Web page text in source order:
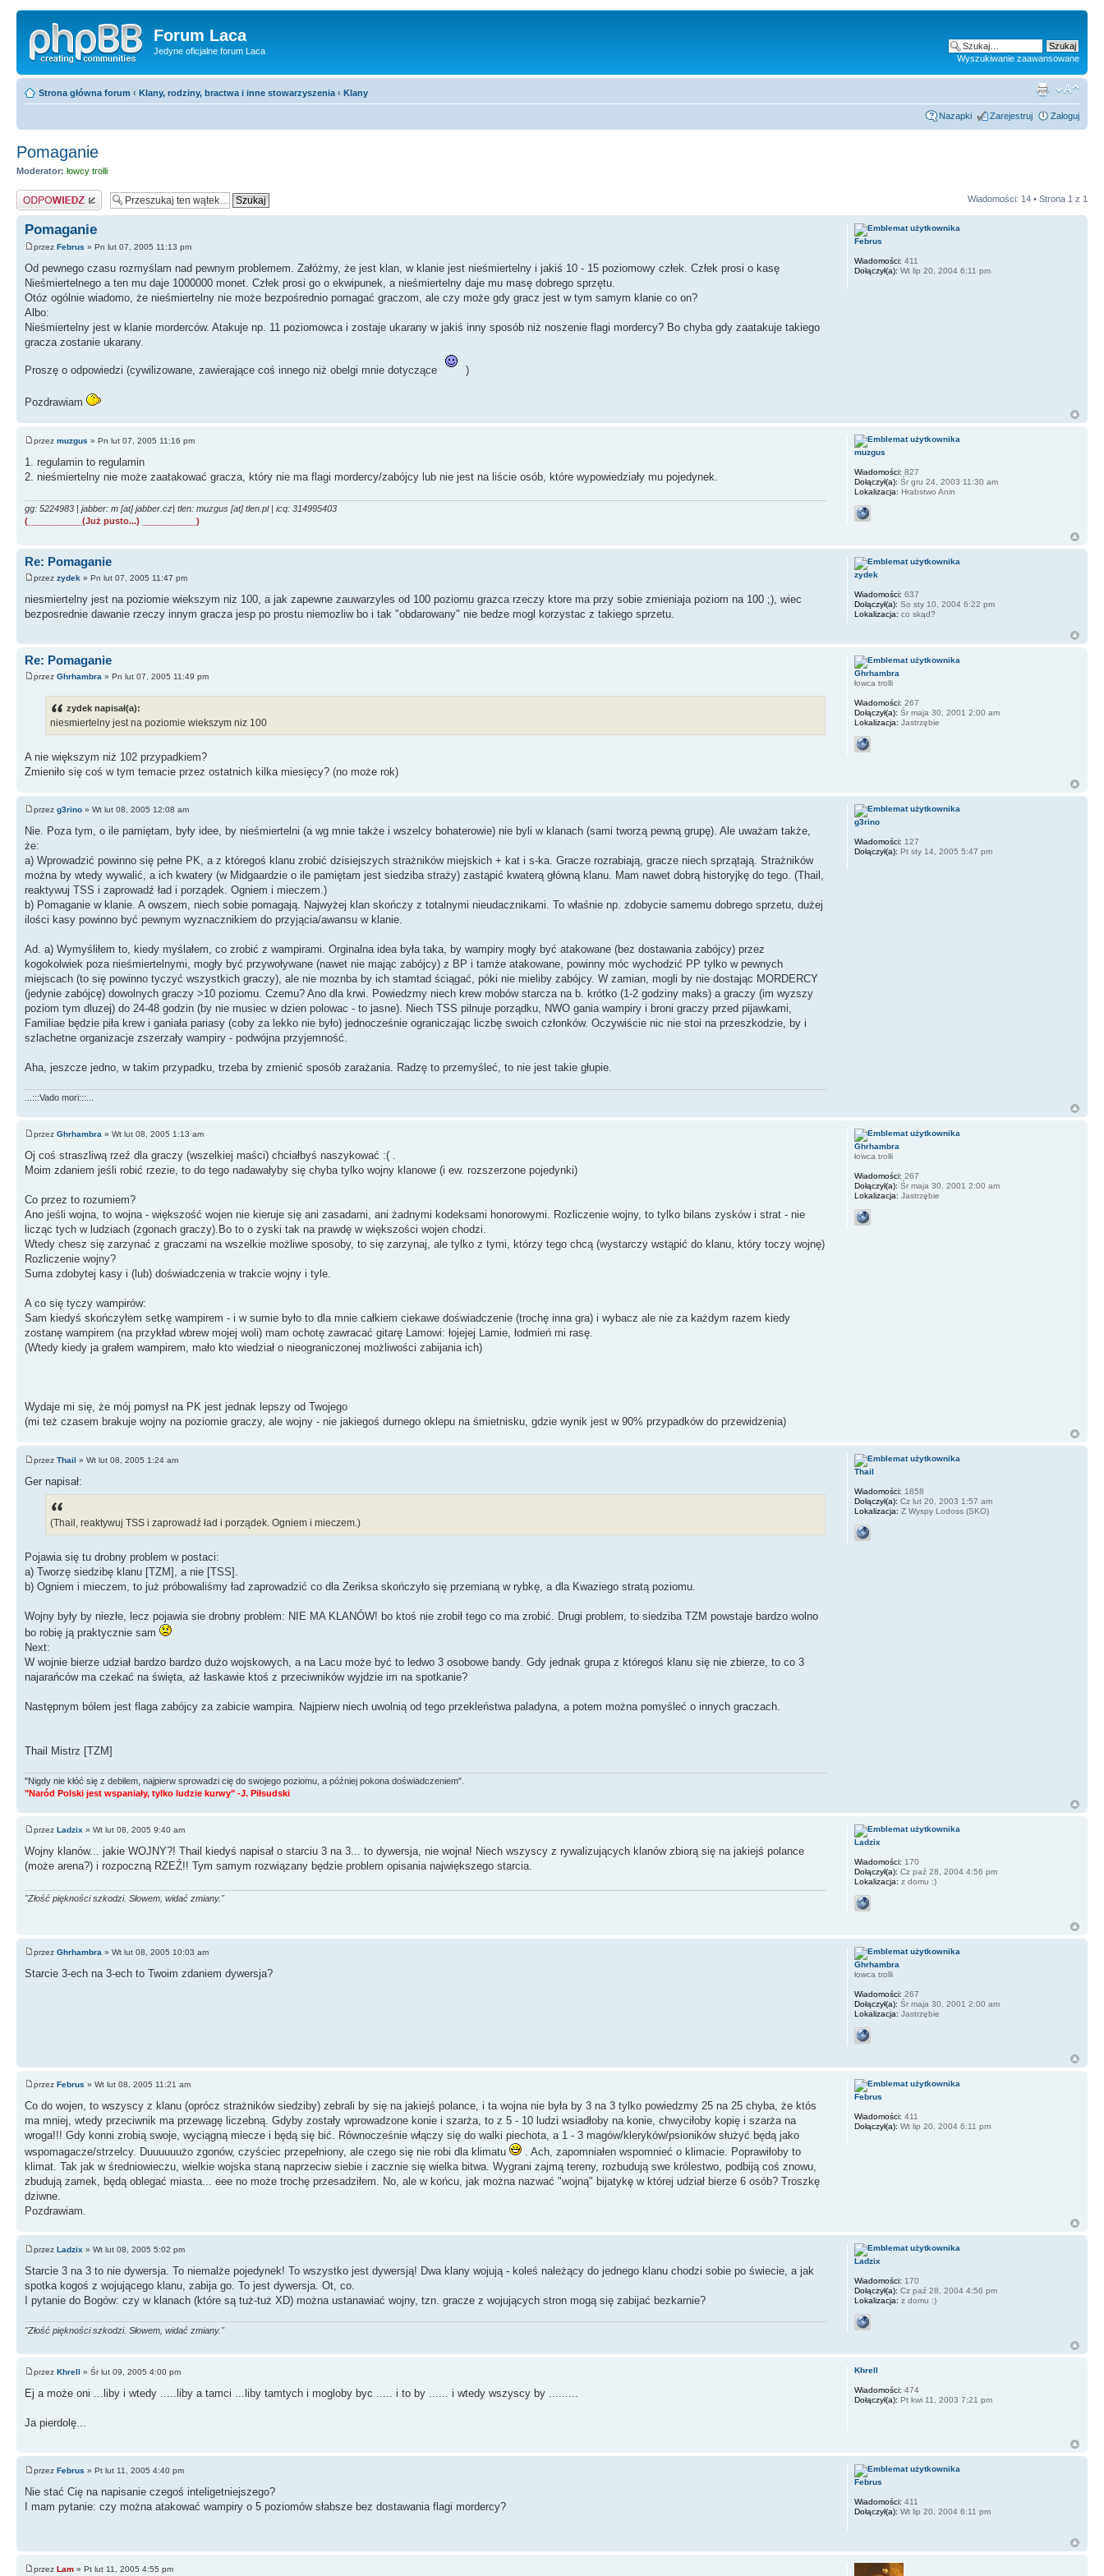
Forum Laca
Jedyne oficjalne forum Laca
Wyszukiwanie zaawansowane
Strona główna forum ‹ Klany, rodziny, bractwa i inne stowarzyszenia ‹ Klany
Nazapki Zarejestruj Zaloguj
Pomaganie
Moderator: łowcy trolli
Odpowiedz Wiadomości: 14 • Strona 1 z 1
Pomaganie
przez Februs » Pn lut 07, 2005 11:13 pm
Od pewnego czasu rozmyślam nad pewnym problemem. Załóżmy, że jest klan, w klanie jest nieśmiertelny i jakiś 10 - 15 poziomowy człek. Człek prosi o kasę
Nieśmiertelnego a ten mu daje 1000000 monet. Człek prosi go o ekwipunek, a nieśmiertelny daje mu masę dobrego sprzętu.
Otóz ogólnie wiadomo, że nieśmiertelny nie może bezpośrednio pomagać graczom, ale czy może gdy gracz jest w tym samym klanie co on?
Albo:
Nieśmiertelny jest w klanie morderców. Atakuje np. 11 poziomowca i zostaje ukarany w jakiś inny sposób niż noszenie flagi mordercy? Bo chyba gdy zaatakuje takiego
gracza zostanie ukarany.
Proszę o odpowiedzi (cywilizowane, zawierające coś innego niż obelgi mnie dotyczące )
Pozdrawiam
Februs
Wiadomości: 411
Dołączył(a): Wt lip 20, 2004 6:11 pm
przez muzgus » Pn lut 07, 2005 11:16 pm
1. regulamin to regulamin
2. nieśmiertelny nie może zaatakować gracza, który nie ma flagi mordercy/zabójcy lub nie jest na liście osób, które wypowiedziały mu pojedynek.
gg: 5224983 | jabber: m [at] jabber.cz| tlen: muzgus [at] tlen.pl | icq: 314995403
(___________(Już pusto...) ___________)
muzgus
Wiadomości: 827
Dołączył(a): Śr gru 24, 2003 11:30 am
Lokalizacja: Hrabstwo Anin
Re: Pomaganie
przez zydek » Pn lut 07, 2005 11:47 pm
niesmiertelny jest na poziomie wiekszym niz 100, a jak zapewne zauwarzyles od 100 poziomu grazca rzeczy ktore ma przy sobie zmieniaja poziom na 100 ;), wiec
bezposrednie dawanie rzeczy innym gracza jesp po prostu niemozliw bo i tak "obdarowany" nie bedze mogl korzystac z takiego sprzetu.
zydek
Wiadomości: 637
Dołączył(a): So sty 10, 2004 6:22 pm
Lokalizacja: co skąd?
Re: Pomaganie
przez Ghrhambra » Pn lut 07, 2005 11:49 pm
zydek napisał(a):
niesmiertelny jest na poziomie wiekszym niz 100
A nie większym niż 102 przypadkiem?
Zmieniło się coś w tym temacie przez ostatnich kilka miesięcy? (no może rok)
Ghrhambra
łowca trolli
Wiadomości: 267
Dołączył(a): Śr maja 30, 2001 2:00 am
Lokalizacja: Jastrzębie
przez g3rino » Wt lut 08, 2005 12:08 am
Nie. Poza tym, o ile pamiętam, były idee, by nieśmiertelni (a wg mnie także i wszelcy bohaterowie) nie byli w klanach (sami tworzą pewną grupę). Ale uważam także,
że:
a) Wprowadzić powinno się pełne PK, a z któregoś klanu zrobić dzisiejszych strażników miejskich + kat i s-ka. Gracze rozrabiają, gracze niech sprzątają. Strażników
można by wtedy wywalić, a ich kwatery (w Midgaardzie o ile pamiętam jest siedziba straży) zastąpić kwaterą główną klanu. Mam nawet dobrą historyjkę do tego. (Thail,
reaktywuj TSS i zaprowadź ład i porządek. Ogniem i mieczem.)
b) Pomaganie w klanie. A owszem, niech sobie pomagają. Najwyżej klan skończy z totalnymi nieudacznikami. To właśnie np. zdobycie samemu dobrego sprzetu, dużej
ilości kasy powinno być pewnym wyznacznikiem do przyjącia/awansu w klanie.
Ad. a) Wymyśliłem to, kiedy myślałem, co zrobić z wampirami. Orginalna idea była taka, by wampiry mogły być atakowane (bez dostawania zabójcy) przez
kogokolwiek poza nieśmiertelnymi, mogły być przywoływane (nawet nie mając zabójcy) z BP i tamże atakowane, powinny móc wychodzić PP tylko w pewnych
miejscach (to się powinno tyczyć wszystkich graczy), ale nie moznba by ich stamtad ściągać, póki nie mieliby zabójcy. W zamian, mogli by nie dostając MORDERCY
(jedynie zabójcę) dowolnych graczy >10 poziomu. Czemu? Ano dla krwi. Powiedzmy niech krew mobów starcza na b. krótko (1-2 godziny maks) a graczy (im wyzszy
poziom tym dluzej) do 24-48 godzin (by nie musiec w dzien polowac - to jasne). Niech TSS pilnuje porządku, NWO gania wampiry i broni graczy przed pijawkami,
Familiae będzie piła krew i ganiała pariasy (coby za lekko nie było) jednocześnie ograniczając liczbę swoich członków. Oczywiście nic nie stoi na przeszkodzie, by i
szlachetne organizacje zszerzały wampiry - podwójna przyjemność.
Aha, jeszcze jedno, w takim przypadku, trzeba by zmienić sposób zarażania. Radzę to przemyśleć, to nie jest takie głupie.
...:::Vado mori:::...
g3rino
Wiadomości: 127
Dołączył(a): Pt sty 14, 2005 5:47 pm
przez Ghrhambra » Wt lut 08, 2005 1:13 am
Oj coś straszliwą rzeź dla graczy (wszelkiej maści) chciałbyś naszykować :( .
Moim zdaniem jeśli robić rzezie, to do tego nadawałyby się chyba tylko wojny klanowe (i ew. rozszerzone pojedynki)
Co przez to rozumiem?
Ano jeśli wojna, to wojna - większość wojen nie kieruje się ani zasadami, ani żadnymi kodeksami honorowymi. Rozliczenie wojny, to tylko bilans zysków i strat - nie
licząc tych w ludziach (zgonach graczy).Bo to o zyski tak na prawdę w większości wojen chodzi.
Wtedy chesz się zarzynać z graczami na wszelkie możliwe sposoby, to się zarzynaj, ale tylko z tymi, którzy tego chcą (wystarczy wstąpić do klanu, który toczy wojnę)
Rozliczenie wojny?
Suma zdobytej kasy i (lub) doświadczenia w trakcie wojny i tyle.
A co się tyczy wampirów:
Sam kiedyś skończyłem setkę wampirem - i w sumie było to dla mnie całkiem ciekawe doświadczenie (trochę inna gra) i wybacz ale nie za każdym razem kiedy
zostanę wampirem (na przykład wbrew mojej woli) mam ochotę zawracać gitarę Lamowi: łojejej Lamie, łodmień mi rasę.
(Wtedy kiedy ja grałem wampirem, mało kto wiedział o nieograniczonej możliwości zabijania ich)
Wydaje mi się, że mój pomysł na PK jest jednak lepszy od Twojego
(mi też czasem brakuje wojny na poziomie graczy, ale wojny - nie jakiegoś durnego oklepu na śmietnisku, gdzie wynik jest w 90% przypadków do przewidzenia)
Ghrhambra
łowca trolli
Wiadomości: 267
Dołączył(a): Śr maja 30, 2001 2:00 am
Lokalizacja: Jastrzębie
przez Thail » Wt lut 08, 2005 1:24 am
Ger napisał:
(Thail, reaktywuj TSS i zaprowadź ład i porządek. Ogniem i mieczem.)
Pojawia się tu drobny problem w postaci:
a) Tworzę siedzibę klanu [TZM], a nie [TSS].
b) Ogniem i mieczem, to już próbowaliśmy ład zaprowadzić co dla Zeriksa skończyło się przemianą w rybkę, a dla Kwaziego stratą poziomu.
Wojny były by niezłe, lecz pojawia sie drobny problem: NIE MA KLANÓW! bo ktoś nie zrobił tego co ma zrobić. Drugi problem, to siedziba TZM powstaje bardzo wolno
bo robię ją praktycznie sam
Next:
W wojnie bierze udział bardzo bardzo dużo wojskowych, a na Lacu może być to ledwo 3 osobowe bandy. Gdy jednak grupa z któregoś klanu się nie zbierze, to co 3
najarańców ma czekać na święta, aż łaskawie ktoś z przeciwników wyjdzie im na spotkanie?
Następnym bólem jest flaga zabójcy za zabicie wampira. Najpierw niech uwolnią od tego przekleństwa paladyna, a potem można pomyśleć o innych graczach.
Thail Mistrz [TZM]
"Nigdy nie kłóć się z debilem, najpierw sprowadzi cię do swojego poziomu, a później pokona doświadczeniem".
"Naród Polski jest wspaniały, tylko ludzie kurwy" -J. Piłsudski
Thail
Wiadomości: 1858
Dołączył(a): Cz lut 20, 2003 1:57 am
Lokalizacja: Z Wyspy Lodoss (SKO)
przez Ladzix » Wt lut 08, 2005 9:40 am
Wojny klanów... jakie WOJNY?! Thail kiedyś napisał o starciu 3 na 3... to dywersja, nie wojna! Niech wszyscy z rywalizujących klanów zbiorą się na jakiejś polance
(może arena?) i rozpoczną RZEŹ!! Tym samym rozwiązany będzie problem opisania największego starcia.
"Złość piękności szkodzi. Słowem, widać zmiany."
Ladzix
Wiadomości: 170
Dołączył(a): Cz paź 28, 2004 4:56 pm
Lokalizacja: z domu :)
przez Ghrhambra » Wt lut 08, 2005 10:03 am
Starcie 3-ech na 3-ech to Twoim zdaniem dywersja?
Ghrhambra
łowca trolli
Wiadomości: 267
Dołączył(a): Śr maja 30, 2001 2:00 am
Lokalizacja: Jastrzębie
przez Februs » Wt lut 08, 2005 11:21 am
Co do wojen, to wszyscy z klanu (oprócz strażników siedziby) zebrali by się na jakiejś polance, i ta wojna nie była by 3 na 3 tylko powiedzmy 25 na 25 chyba, że któs
ma mniej, wtedy przeciwnik ma przewagę liczebną. Gdyby zostały wprowadzone konie i szarża, to z 5 - 10 ludzi wsiadłoby na konie, chwyciłoby kopię i szarża na
wroga!!! Gdy konni zrobią swoje, wyciągną miecze i będą się bić. Równocześnie włączy się do walki piechota, a 1 - 3 magów/kleryków/psioników służyć będą jako
wspomagacze/strzelcy. Duuuuuużo zgonów, czyściec przepełniony, ale czego się nie robi dla klimatu
. Ach, zapomniałen wspomnieć o klimacie. Poprawiłoby to
klimat. Tak jak w średniowieczu, wielkie wojska staną naprzeciw siebie i zacznie się wielka bitwa. Wygrani zajmą tereny, rozbudują swe królestwo, podbiją coś znowu,
zbudują zamek, będą oblegać miasta... eee no może trochę przesadziłem. No, ale w końcu, jak można nazwać "wojną" bijatykę w której udział bierze 6 osób? Troszkę
dziwne.
Pozdrawiam.
Februs
Wiadomości: 411
Dołączył(a): Wt lip 20, 2004 6:11 pm
przez Ladzix » Wt lut 08, 2005 5:02 pm
Starcie 3 na 3 to nie dywersja. To niemalże pojedynek! To wszystko jest dywersją! Dwa klany wojują - koleś należący do jednego klanu chodzi sobie po świecie, a jak
spotka kogoś z wojującego klanu, zabija go. To jest dywersja. Ot, co.
I pytanie do Bogów: czy w klanach (które są tuż-tuż XD) można ustanawiać wojny, tzn. gracze z wojujących stron mogą się zabijać bezkarnie?
"Złość piękności szkodzi. Słowem, widać zmiany."
Ladzix
Wiadomości: 170
Dołączył(a): Cz paź 28, 2004 4:56 pm
Lokalizacja: z domu :)
przez Khrell » Śr lut 09, 2005 4:00 pm
Ej a może oni ...liby i wtedy .....liby a tamci ...liby tamtych i mogloby byc ..... i to by ...... i wtedy wszyscy by .........
Ja pierdolę...
Khrell
Wiadomości: 474
Dołączył(a): Pt kwi 11, 2003 7:21 pm
przez Februs » Pt lut 11, 2005 4:40 pm
Nie stać Cię na napisanie czegoś inteligetniejszego?
I mam pytanie: czy można atakować wampiry o 5 poziomów słabsze bez dostawania flagi mordercy?
Februs
Wiadomości: 411
Dołączył(a): Wt lip 20, 2004 6:11 pm
przez Lam » Pt lut 11, 2005 4:55 pm